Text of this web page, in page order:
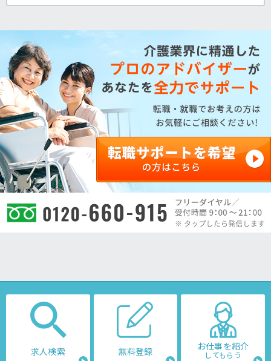
求人検索 無料登録 お仕事を紹介
してもらう